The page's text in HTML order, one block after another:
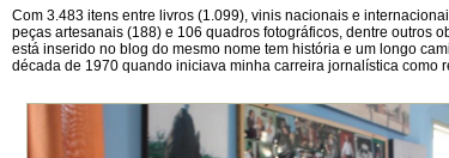
Com 3.483 itens entre livros (1.099), vinis nacionais e
peças artesanais (188) e 106 quadros fotográficos, dentre outros
está inserido no blog do mesmo nome tem história e um longo
década de 1970 quando iniciava minha carreira jornalística como